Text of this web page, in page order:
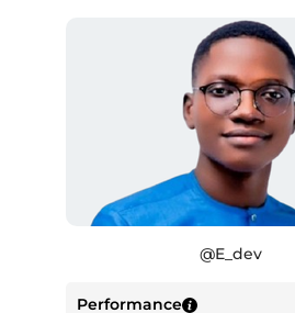
@E_dev
Performance